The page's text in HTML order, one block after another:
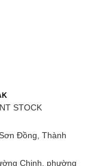
STOCK
Đồng, Thành
Chinh, phường